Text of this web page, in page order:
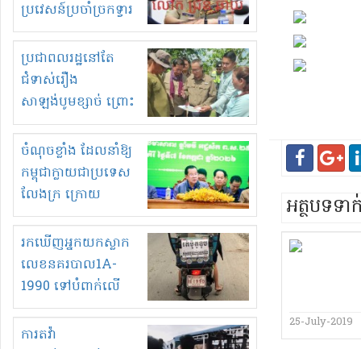
ប្រវេសន៍ប្រចាំច្រកទ្វារ
ព្រំដែនភ្នំឌិន និងឈ្មួញ
មួយចំនួនទៀត
កំពង់តែគុបគិតគ្នា
ធ្វើសកម្មភាពរកស៊ីនិង
ស្តុកទំនិញគេចពន្ធ?
ប្រជាពលរដ្ឋនៅតែ
ជំទាស់រឿង
សាឡង់បូមខ្សាច់ ព្រោះ
ខ្លាចបាក់ច្រាំងទៀត!
ចំណុចខ្លាំង ដែលនាំឱ្យ
កម្ពុជាក្លាយជាប្រទេស
លែងក្រ ក្រោយ
ឆ្នាំ២០៣០
រកឃើញអ្នកយកស្លាក
លេខនគរបាល1A-
1990 ទៅបំពាក់លើ
ម៉ូតូរបស់ខ្លួន ដាកផ្លាក
រត់ឌុបហើយ
ការតវ៉ា
អត្ថបទទ
25-July-2019